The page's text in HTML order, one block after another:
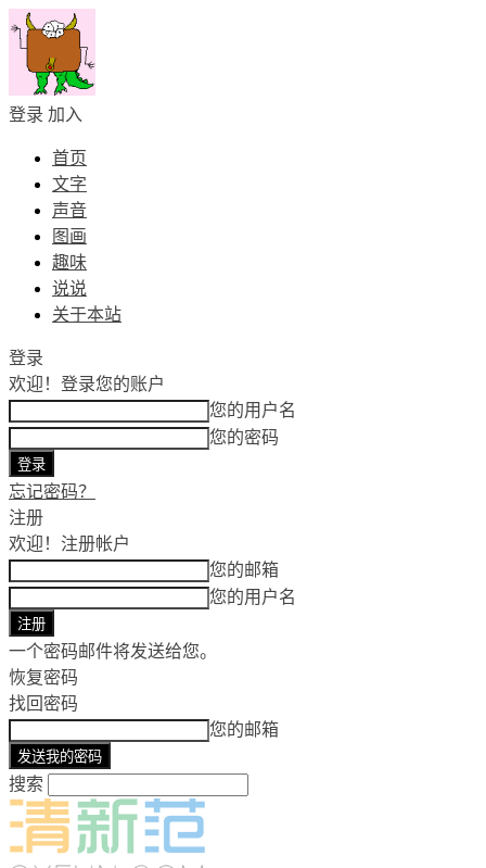
登录 加入
首页
文字
声音
图画
趣味
说说
关于本站
登录
欢迎！ 登录您的账户
您的用户名
您的密码
忘记密码？
注册
欢迎！ 注册帐户
您的邮箱
您的用户名
一个密码邮件将发送给您。
恢复密码
找回密码
您的邮箱
搜索